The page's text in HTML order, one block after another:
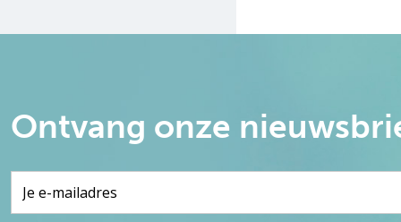
Ontvang onze